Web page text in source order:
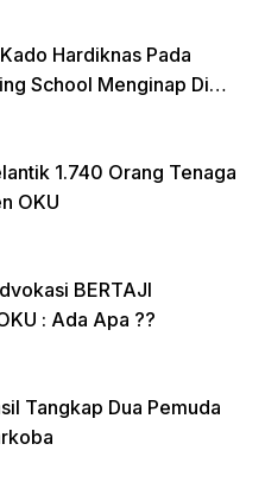
Hardiknas Pada
School Menginap Di
1.740 Orang Tenaga
OKU
BERTAJI
: Ada Apa ??
Tangkap Dua Pemuda